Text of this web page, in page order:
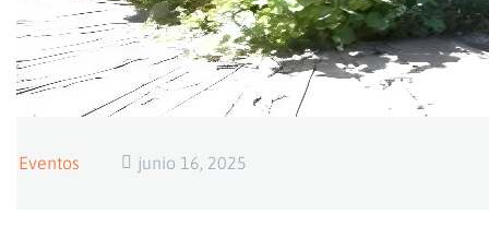
Eventos junio 16, 2025